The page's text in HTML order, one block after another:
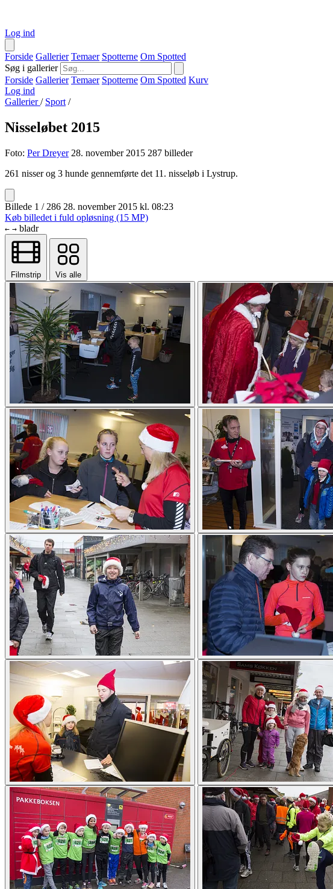
Log ind
Forside Gallerier Temaer Spotterne Om Spotted
Søg i gallerier
Forside Gallerier Temaer Spotterne Om Spotted Kurv
Log ind
Gallerier/ Sport /
Nisseløbet 2015
Foto: Per Dreyer 28. november 2015 287 billeder
261 nisser og 3 hunde gennemførte det 11. nisseløb i Lystrup.
Billede 1 / 286 28. november 2015 kl. 08:23
Køb billedet i fuld opløsning (15 MP)
← → bladr
Filmstrip Vis alle